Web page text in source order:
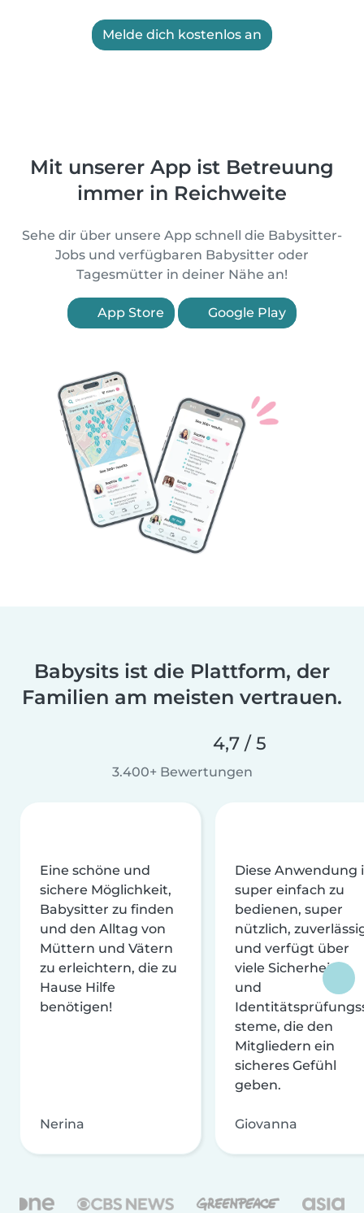
Melde dich kostenlos an
Mit unserer App ist Betreuung
immer in Reichweite
Sehe dir über unsere App schnell die Babysitter-
Jobs und verfügbaren Babysitter oder
Tagesmütter in deiner Nähe an!
App Store Google Play
Babysits ist die Plattform, der
Familien am meisten vertrauen.
4,7 / 5
3.400+ Bewertungen
Eine schöne und
sichere Möglichkeit,
Babysitter zu finden
und den Alltag von
Müttern und Vätern
zu erleichtern, die zu
Hause Hilfe
benötigen!
Nerina
Diese Anwendung
super einfach zu
bedienen, super
nützlich,
und verfügt über
viele Sicherheits-
und
steme, die den
Mitgliedern ein
sicheres Gefühl
geben.
Giovanna